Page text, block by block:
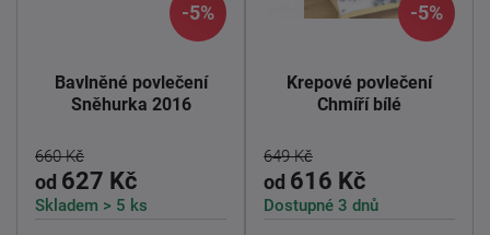
-5%
Bavlněné povlečení
Sněhurka 2016
660 Kč
od 627 Kč
Skladem > 5 ks
-5%
Krepové povlečení
Chmíří bílé
649 Kč
od 616 Kč
Dostupné 3 dnů